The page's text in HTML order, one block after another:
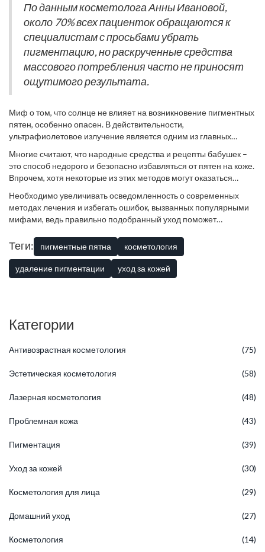
Главное – это не сдаваться и подходить к проблеме
комплексно.
концентрации активных ингредиентов для эффективного
действия. Часто их использование требует времени и
сочетания с другими методами ухода. Необходимо
консультироваться с профессионалами и понимать, что
удалить пигментные пятна за одну ночь невозможно.
По данным косметолога Анны Ивановой,
около 70% всех пациенток обращаются к
специалистам с просьбами убрать
пигментацию, но раскрученные средства
массового потребления часто не приносят
ощутимого результата.
Миф о том, что солнце не влияет на возникновение пигментных
пятен, особенно опасен. В действительности,
ультрафиолетовое излучение является одним из главных
пасмурный день кожа подвергается воздействию УФ-лучей,
которые провоцируют излишнюю выработку меланина. Чтобы
минимизировать вред от солнечных лучей, необходимо всегда
использовать солнцезащитные кремы, причем не только летом,
но и зимой.
Многие считают, что народные средства и рецепты бабушек –
это способ недорого и безопасно избавляться от пятен на коже.
Впрочем, хотя некоторые из этих методов могут оказаться
оказываются неэффективными. Например, лимон, нередко
применяемый в борьбе с пигментацией, может вызывать
раздражение, а его кислотность может ухудшить состояние
кожи. Поэтому лучше не экспериментировать без консультации
с дерматологом.
Необходимо увеличивать осведомленность о современных
методах лечения и избегать ошибок, вызванных популярными
мифами, ведь правильно подобранный уход поможет
Теги: пигментные пятна косметология
удаление пигментации уход за кожей
Категории
Антивозрастная косметология (75)
Эстетическая косметология (58)
Лазерная косметология (48)
Проблемная кожа (43)
Пигментация (39)
Уход за кожей (30)
Косметология для лица (29)
Домашний уход (27)
Косметология (14)